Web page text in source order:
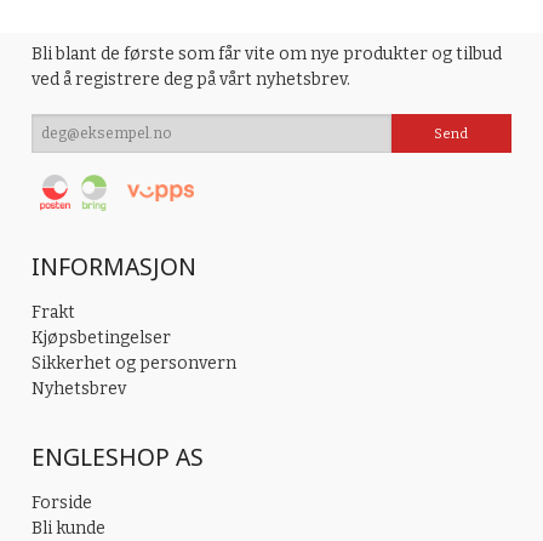
Bli blant de første som får vite om nye produkter og tilbud
ved å registrere deg på vårt nyhetsbrev.
INFORMASJON
Frakt
Kjøpsbetingelser
Sikkerhet og personvern
Nyhetsbrev
ENGLESHOP AS
Forside
Bli kunde